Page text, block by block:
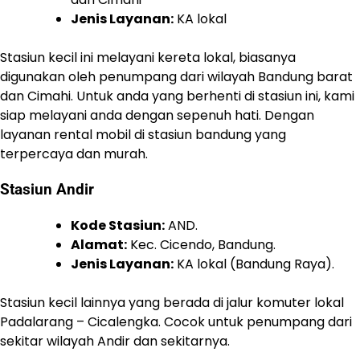
Jenis Layanan: KA lokal
Stasiun kecil ini melayani kereta lokal, biasanya
digunakan oleh penumpang dari wilayah Bandung barat
dan Cimahi. Untuk anda yang berhenti di stasiun ini, kami
siap melayani anda dengan sepenuh hati. Dengan
layanan rental mobil di stasiun bandung yang
terpercaya dan murah.
Stasiun Andir
Kode Stasiun:AND.
Alamat: Kec. Cicendo, Bandung.
Jenis Layanan: KA lokal (Bandung Raya).
Stasiun kecil lainnya yang berada di jalur komuter lokal
Padalarang – Cicalengka. Cocok untuk penumpang dari
sekitar wilayah Andir dan sekitarnya.